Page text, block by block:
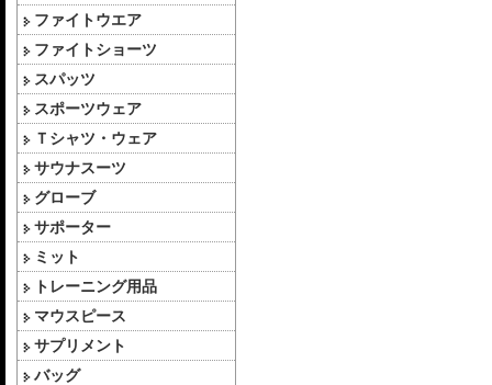
ファイトウエア
ファイトショーツ
スパッツ
スポーツウェア
Ｔシャツ・ウェア
サウナスーツ
グローブ
サポーター
ミット
トレーニング用品
マウスピース
サプリメント
バッグ